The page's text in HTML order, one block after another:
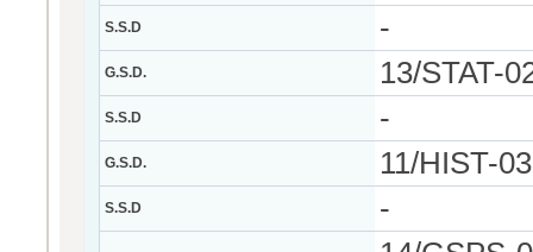
S.S.D -
G.S.D. 13/STAT-
S.S.D -
G.S.D. 11/HIST-
S.S.D -